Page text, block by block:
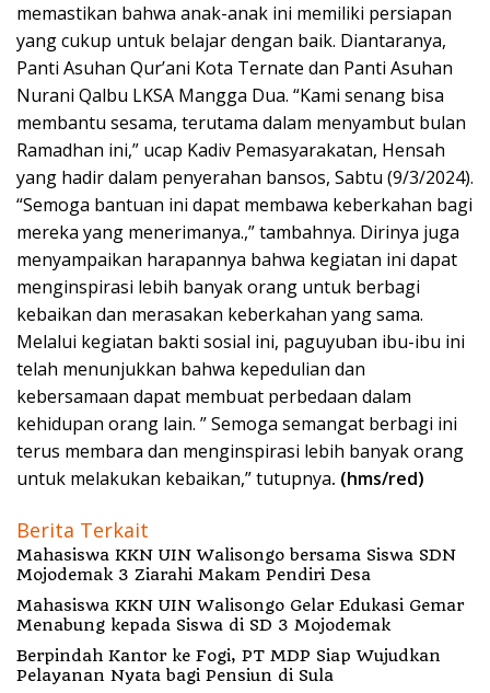
memastikan bahwa anak-anak ini memiliki persiapan
yang cukup untuk belajar dengan baik. Diantaranya,
Panti Asuhan Qur’ani Kota Ternate dan Panti Asuhan
Nurani Qalbu LKSA Mangga Dua. “Kami senang bisa
membantu sesama, terutama dalam menyambut bulan
Ramadhan ini,” ucap Kadiv Pemasyarakatan, Hensah
yang hadir dalam penyerahan bansos, Sabtu (9/3/2024).
“Semoga bantuan ini dapat membawa keberkahan bagi
mereka yang menerimanya.,” tambahnya. Dirinya juga
menyampaikan harapannya bahwa kegiatan ini dapat
menginspirasi lebih banyak orang untuk berbagi
kebaikan dan merasakan keberkahan yang sama.
Melalui kegiatan bakti sosial ini, paguyuban ibu-ibu ini
telah menunjukkan bahwa kepedulian dan
kebersamaan dapat membuat perbedaan dalam
kehidupan orang lain. ” Semoga semangat berbagi ini
terus membara dan menginspirasi lebih banyak orang
untuk melakukan kebaikan,” tutupnya. (hms/red)
Berita Terkait
Mahasiswa KKN UIN Walisongo bersama Siswa SDN
Mojodemak 3 Ziarahi Makam Pendiri Desa
Mahasiswa KKN UIN Walisongo Gelar Edukasi Gemar
Menabung kepada Siswa di SD 3 Mojodemak
Berpindah Kantor ke Fogi, PT MDP Siap Wujudkan
Pelayanan Nyata bagi Pensiun di Sula